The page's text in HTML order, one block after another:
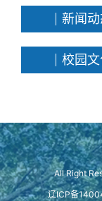
新闻动
校园
All Right
辽ICP备